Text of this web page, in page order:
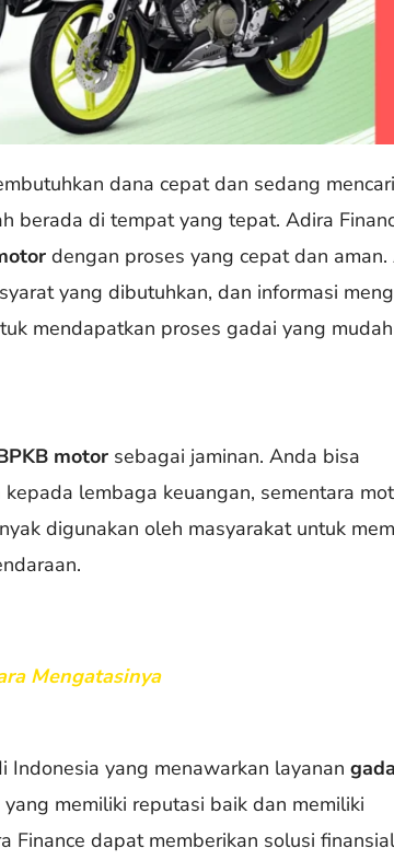
dana cepat dan sedang mencari
berada di tempat yang tepat. Adira
dengan proses yang cepat dan
yang dibutuhkan, dan informasi
mendapatkan proses gadai yang
motor sebagai jaminan. Anda bisa
lembaga keuangan, sementara
digunakan oleh masyarakat untuk
Mengatasinya
Indonesia yang menawarkan layanan
memiliki reputasi baik dan memiliki
dapat memberikan solusi